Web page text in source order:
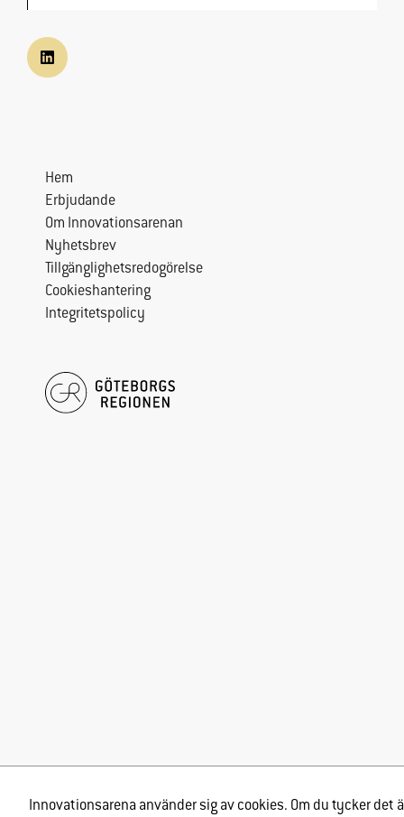
Hem
Erbjudande
Om Innovationsarenan
Nyhetsbrev
Tillgänglighetsredogörelse
Cookieshantering
Integritetspolicy
Innovationsarena använder sig av cookies. Om du tycker det